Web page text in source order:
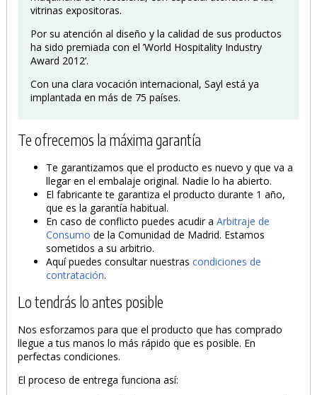
vitrinas expositoras.
Por su atención al diseño y la calidad de sus productos
ha sido premiada con el ’World Hospitality Industry
Award 2012’.
Con una clara vocación internacional, Sayl está ya
implantada en más de 75 países.
Te ofrecemos la máxima garantía
Te garantizamos que el producto es nuevo y que va a
llegar en el embalaje original. Nadie lo ha abierto.
El fabricante te garantiza el producto durante 1 año,
que es la garantía habitual.
En caso de conflicto puedes acudir aArbitraje de
Consumo de la Comunidad de Madrid. Estamos
sometidos a su arbitrio.
Aquí puedes consultar nuestrascondiciones de
contratación.
Lo tendrás lo antes posible
Nos esforzamos para que el producto que has comprado
llegue a tus manos lo más rápido que es posible. En
perfectas condiciones.
El proceso de entrega funciona así: